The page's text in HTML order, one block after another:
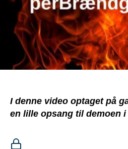
I denne video optaget på
en lille opsang til demoen i